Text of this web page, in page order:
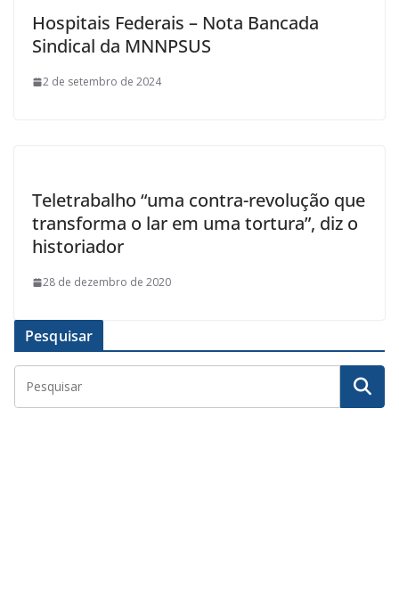
Hospitais Federais – Nota Bancada
Sindical da MNNPSUS
2 de setembro de 2024
Teletrabalho “uma contra-revolução que
transforma o lar em uma tortura”, diz o
historiador
28 de dezembro de 2020
Pesquisar